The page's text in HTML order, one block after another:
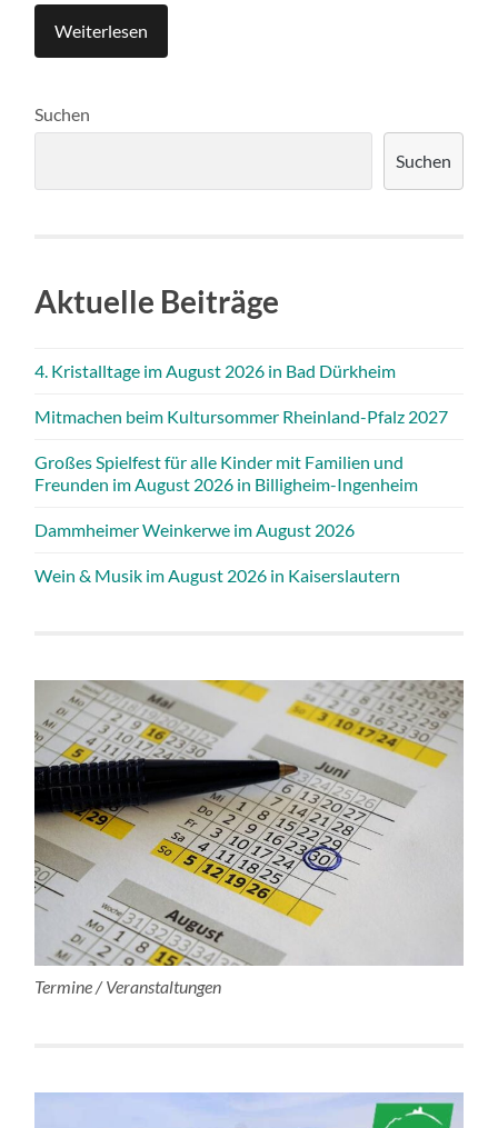
Weiterlesen
Suchen
Suchen
Aktuelle Beiträge
4. Kristalltage im August 2026 in Bad Dürkheim
Mitmachen beim Kultursommer Rheinland-Pfalz 2027
Großes Spielfest für alle Kinder mit Familien und
Freunden im August 2026 in Billigheim-Ingenheim
Dammheimer Weinkerwe im August 2026
Wein & Musik im August 2026 in Kaiserslautern
Termine / Veranstaltungen